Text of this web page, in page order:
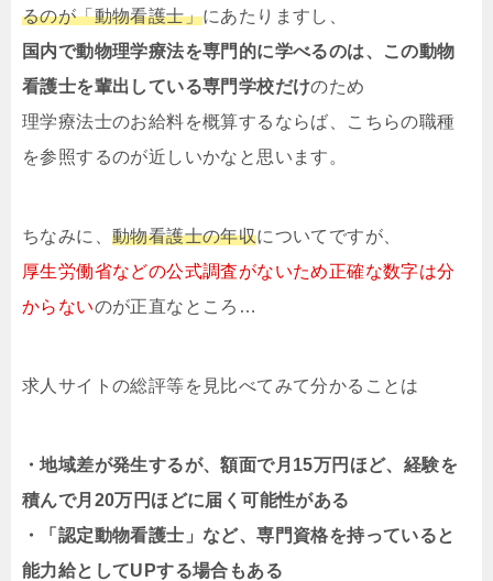
るのが「動物看護士」にあたりますし、
国内で動物理学療法を専門的に学べるのは、この動物
看護士を輩出している専門学校だけのため
理学療法士のお給料を概算するならば、こちらの職種
を参照するのが近しいかなと思います。
ちなみに、 動物看護士の年収についてですが、
厚生労働省などの公式調査がないため正確な数字は分
からないのが正直なところ…
求人サイトの総評等を見比べてみて分かることは
・地域差が発生するが、額面で月15万円ほど、経験を
積んで月20万円ほどに届く可能性がある
・「認定動物看護士」など、専門資格を持っていると
能力給としてUPする場合もある